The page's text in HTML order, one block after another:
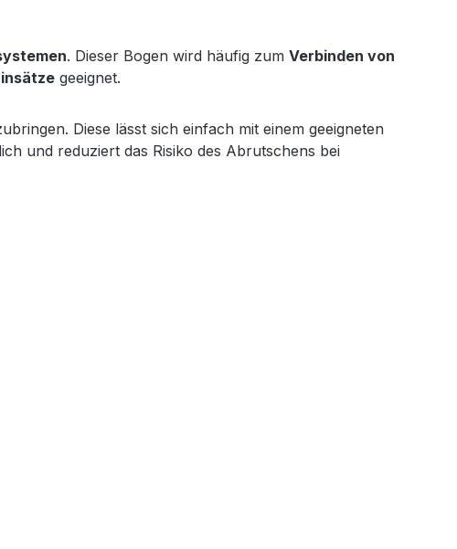
. Dieser Bogen wird häufig zum Verbinden von
geeignet.
Diese lässt sich einfach mit einem geeigneten
und reduziert das Risiko des Abrutschens bei